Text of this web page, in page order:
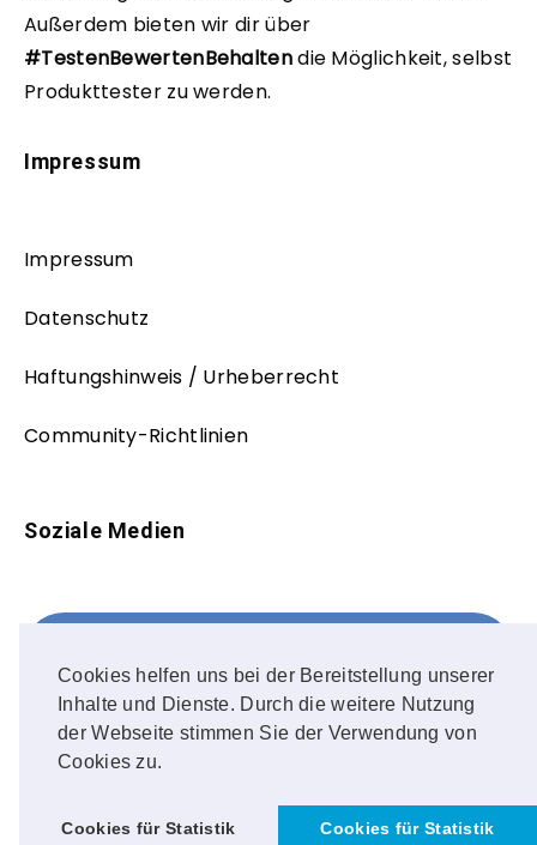
Cookies helfen uns bei der Bereitstellung unserer
Inhalte und Dienste. Durch die weitere Nutzung
der Webseite stimmen Sie der Verwendung von
Cookies zu.
Cookies für Statistik Cookies für Statistik
Außerdem bieten wir dir über
#TestenBewertenBehaltendie Möglichkeit, selbst
Produkttester zu werden.
Impressum
Impressum
Datenschutz
Haftungshinweis / Urheberrecht
Community-Richtlinien
Soziale Medien
FOLLOW ME!
Instagram
OUR PHOTOS!